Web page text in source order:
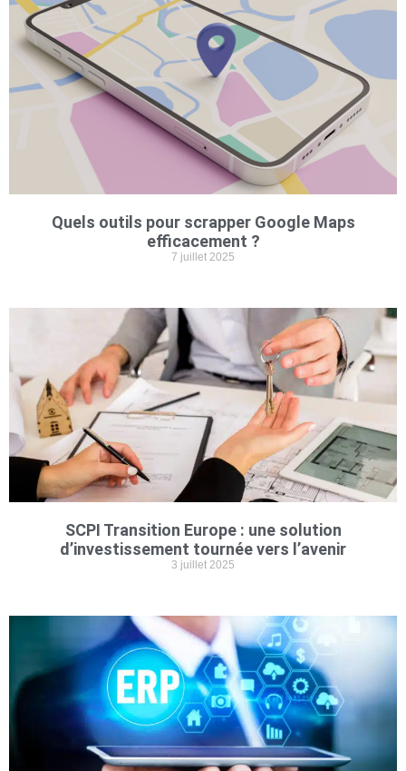
Quels outils pour scrapper Google Maps
efficacement ?
7 juillet 2025
SCPI Transition Europe : une solution
d’investissement tournée vers l’avenir
3 juillet 2025